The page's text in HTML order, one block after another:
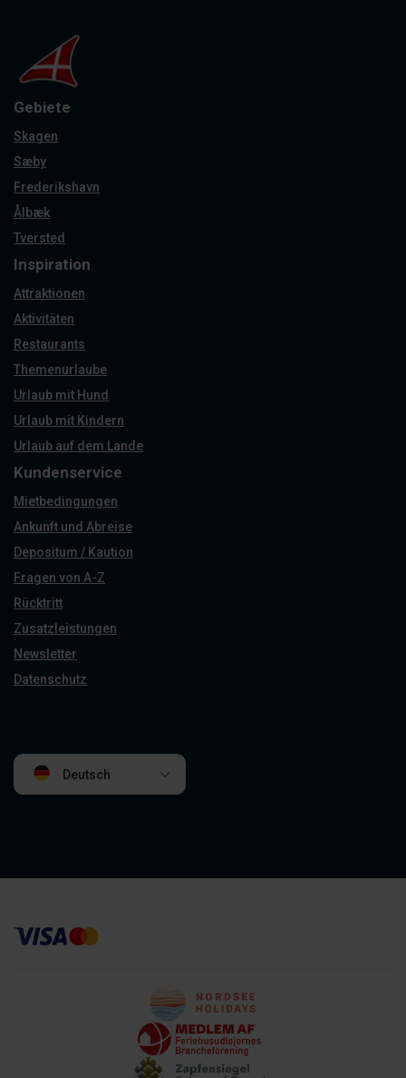
Gebiete
Skagen
Sæby
Frederikshavn
Ålbæk
Tversted
Inspiration
Attraktionen
Aktivitäten
Restaurants
Themenurlaube
Urlaub mit Hund
Urlaub mit Kindern
Urlaub auf dem Lande
Kundenservice
Mietbedingungen
Ankunft und Abreise
Depositum / Kaution
Fragen von A-Z
Rücktritt
Zusatzleistungen
Newsletter
Datenschutz
Deutsch